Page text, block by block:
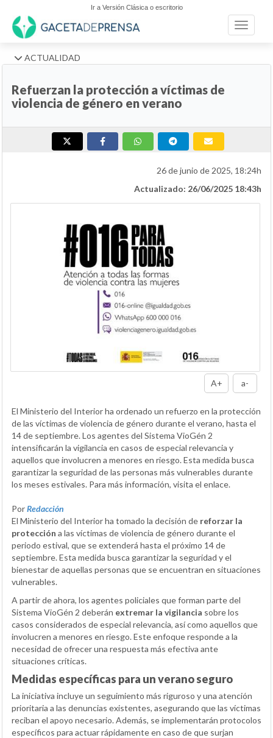
Ir a Versión Clásica o escritorio
Toggle
ACTUALIDAD
Refuerzan la protección a víctimas de
violencia de género en verano
26 de junio de 2025, 18:24h
Actualizado: 26/06/2025 18:43h
A+ a-
El Ministerio del Interior ha ordenado un refuerzo en la protección
de las víctimas de violencia de género durante el verano, hasta el
14 de septiembre. Los agentes del Sistema VioGén 2
intensificarán la vigilancia en casos de especial relevancia y
aquellos que involucren a menores en riesgo. Esta medida busca
garantizar la seguridad de las personas más vulnerables durante
los meses estivales. Para más información, visita el enlace.
PorRedacción
El Ministerio del Interior ha tomado la decisión de reforzar la
protección a las víctimas de violencia de género durante el
periodo estival, que se extenderá hasta el próximo 14 de
septiembre. Esta medida busca garantizar la seguridad y el
bienestar de aquellas personas que se encuentran en situaciones
vulnerables.
A partir de ahora, los agentes policiales que forman parte del
Sistema VioGén 2 deberán extremar la vigilancia sobre los
casos considerados de especial relevancia, así como aquellos que
involucren a menores en riesgo. Este enfoque responde a la
necesidad de ofrecer una respuesta más efectiva ante
situaciones críticas.
Medidas específicas para un verano seguro
La iniciativa incluye un seguimiento más riguroso y una atención
prioritaria a las denuncias existentes, asegurando que las víctimas
reciban el apoyo necesario. Además, se implementarán protocolos
específicos para actuar rápidamente en caso de que surjan